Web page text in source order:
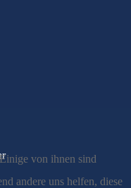
von ihnen sind
andere uns helfen, diese